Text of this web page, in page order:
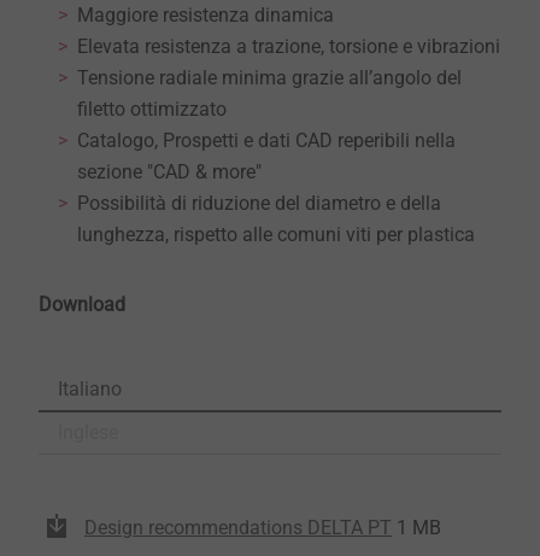
Maggiore resistenza dinamica
Elevata resistenza a trazione, torsione e vibrazioni
Tensione radiale minima grazie all’angolo del
filetto ottimizzato
Catalogo, Prospetti e dati CAD reperibili nella
sezione "CAD & more"
Possibilità di riduzione del diametro e della
lunghezza, rispetto alle comuni viti per plastica
Download
Italiano
Design recommendations DELTA PT 1 MB